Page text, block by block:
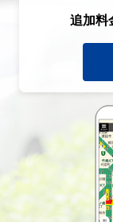
追加料